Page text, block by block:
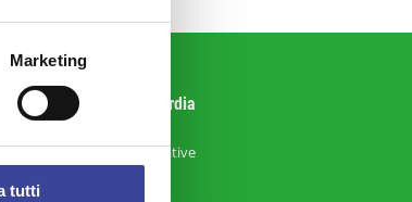
Marketing
tutti
Sistema ANCI Lombardia
Strategie Amministrative
RisorseComuni